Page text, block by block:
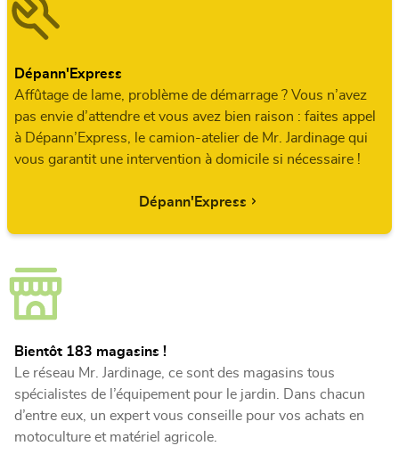
Dépann'Express
Affûtage de lame, problème de démarrage ? Vous n’avez
pas envie d’attendre et vous avez bien raison : faites appel
à Dépann’Express, le camion-atelier de Mr. Jardinage qui
vous garantit une intervention à domicile si nécessaire !
Dépann'Express
Bientôt 183 magasins !
Le réseau Mr. Jardinage, ce sont des magasins tous
spécialistes de l’équipement pour le jardin. Dans chacun
d’entre eux, un expert vous conseille pour vos achats en
motoculture et matériel agricole.